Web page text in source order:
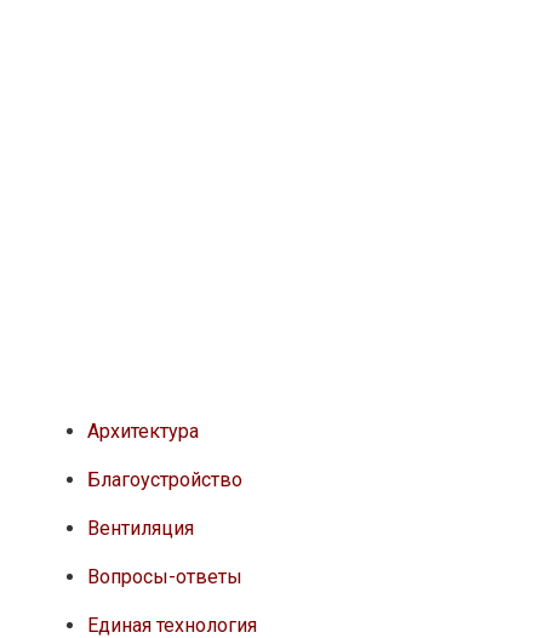
Архитектура
Благоустройство
Вентиляция
Вопросы-ответы
Единая технология